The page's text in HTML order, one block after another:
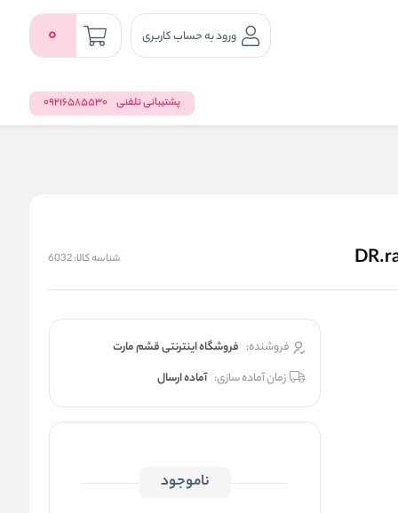
ورود به حساب کاربری 0
پشتیبانی تلفنی 09216585530
شناسه کالا:6032
فروشنده: فروشگاه اینترنتی قشم مارت
زمان آماده سازی: آماده ارسال
ناموجود